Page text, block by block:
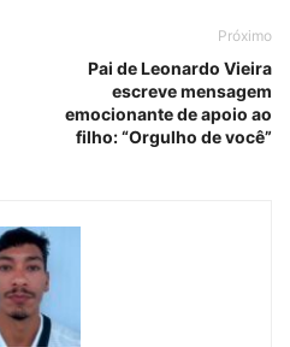
Próximo
Pai de Leonardo Vieira
escreve mensagem
emocionante de apoio ao
filho: “Orgulho de você”